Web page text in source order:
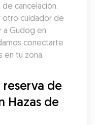
cancelación.
otro cuidador de
a Gudog en
conectarte
en tu zona.
reserva de
Hazas de